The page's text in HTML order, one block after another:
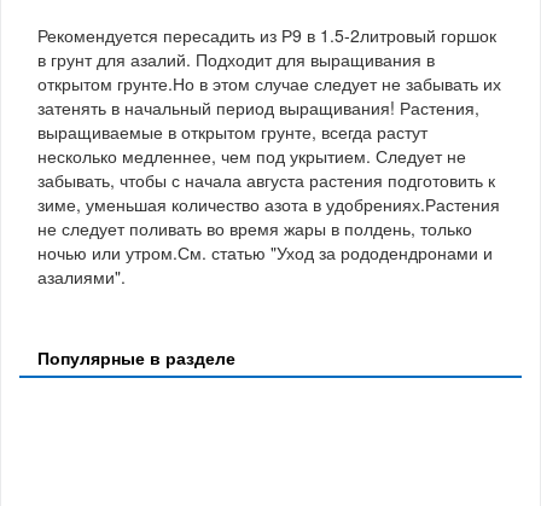
Рекомендуется пересадить из Р9 в 1.5-2литровый горшок
в грунт для азалий. Подходит для выращивания в
открытом грунте.Но в этом случае следует не забывать их
затенять в начальный период выращивания! Растения,
выращиваемые в открытом грунте, всегда растут
несколько медленнее, чем под укрытием. Следует не
забывать, чтобы с начала августа растения подготовить к
зиме, уменьшая количество азота в удобрениях.Растения
не следует поливать во время жары в полдень, только
ночью или утром.См. статью "Уход за рододендронами и
азалиями".
Популярные в разделе